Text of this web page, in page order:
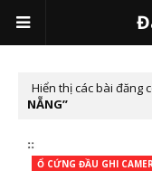
Hiển thị các bài đăng
NẴNG
Ổ CỨNG ĐẦU GHI